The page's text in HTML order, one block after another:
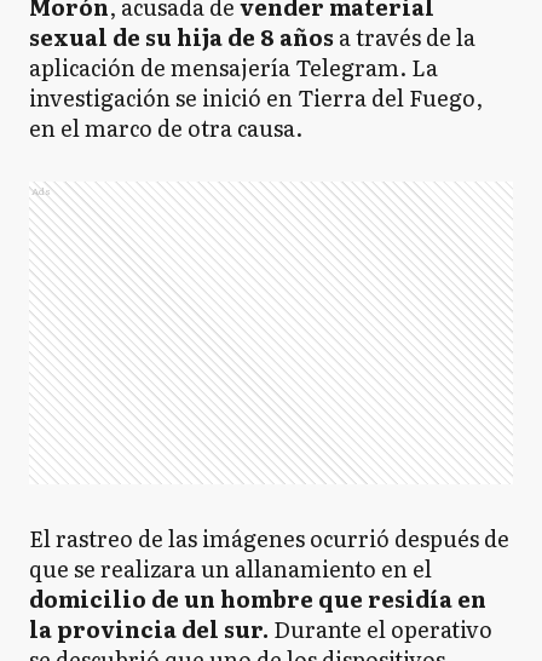
sexual de su hija de 8 años a través de la
aplicación de mensajería Telegram. La
investigación se inició en Tierra del Fuego,
en el marco de otra causa.
Ads
El rastreo de las imágenes ocurrió después de
que se realizara un allanamiento en el
domicilio de un hombre que residía en
la provincia del sur. Durante el operativo